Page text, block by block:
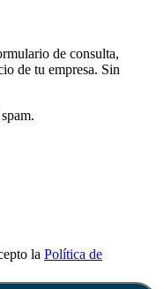
de consulta,
de tu empresa. Sin
la Política de